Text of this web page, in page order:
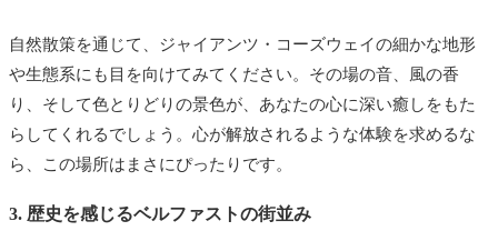
自然散策を通じて、ジャイアンツ・コーズウェイの細かな地形
や生態系にも目を向けてみてください。その場の音、風の香
り、そして色とりどりの景色が、あなたの心に深い癒しをもた
らしてくれるでしょう。心が解放されるような体験を求めるな
ら、この場所はまさにぴったりです。
3. 歴史を感じるベルファストの街並み